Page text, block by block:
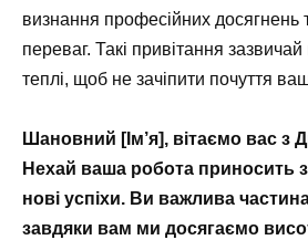
визнання професійних досягнень
переваг. Такі привітання
теплі, щоб не зачіпити почуття
Шановний [Ім’я], вітаємо вас з
Нехай ваша робота приносить
нові успіхи. Ви важлива
завдяки вам ми досягаємо